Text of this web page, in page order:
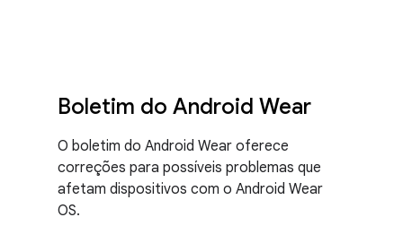
Boletim do Android Wear
O boletim do Android Wear oferece
correções para possíveis problemas que
afetam dispositivos com o Android Wear
OS.